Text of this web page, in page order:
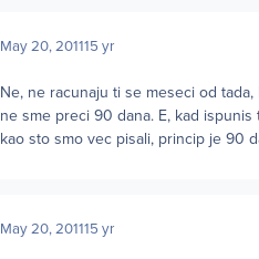
May 20, 201115 yr
Ne, ne racunaju ti se meseci od
ne sme preci 90 dana. E, kad
kao sto smo vec pisali, princip je 90
May 20, 201115 yr